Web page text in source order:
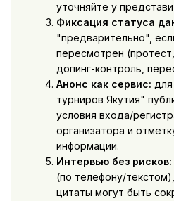
уточняйте у
Фиксация статуса
"предварительно",
пересмотрен
допинг-контроль,
Анонс как сервис:
турниров Якутия"
условия входа/
организатора и
информации.
Интервью без рисков:
(по телефону/
цитаты могут быть